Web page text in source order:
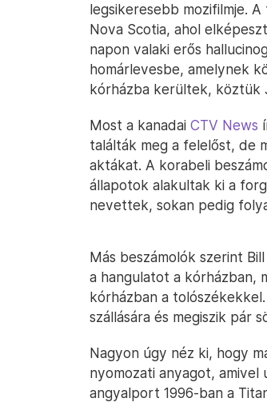
legsikeresebb mozifilmje.
Nova Scotia, ahol
napon valaki erős
homárlevesbe, amelynek
kórházba kerültek, köztük
Most a kanadai CTV News
találták meg a felelőst, de
aktákat. A korabeli
állapotok alakultak ki a
nevettek, sokan pedig
Más beszámolók szerint
a hangulatot a kórházban,
kórházban a
szállására és megiszik pár
Nagyon úgy néz ki, hogy
nyomozati anyagot,
angyalport 1996-ban a